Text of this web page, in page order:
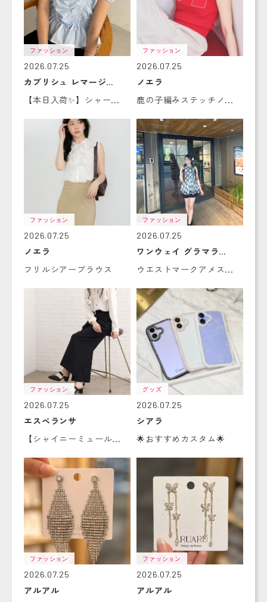
ファッション
2026.07.25
カプリシュ レマージ...
【本日入荷✨】シャー...
ファッション
2026.07.25
ノエラ
鹿の子編みステッチノ...
ファッション
2026.07.25
ノエラ
フリルシアーブラウス
ファッション
2026.07.25
ワンウェイ グラマラ...
ウエストマークアメス...
ファッション
2026.07.25
エスペランサ
【シャイニーミュール...
グッズ
2026.07.25
シアラ
🌟おすすめカスタム🌟
ファッション
2026.07.25
アルアル
ファッション
2026.07.25
アルアル